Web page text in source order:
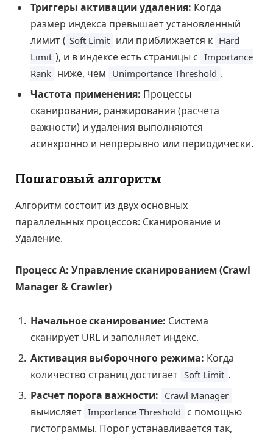
Триггеры активации удаления: Когда
размер индекса превышает установленный
лимит ( Soft Limit или приближается к Hard
Limit ), и в индексе есть страницы с Importance
Rank ниже, чем Unimportance Threshold .
Частота применения: Процессы
сканирования, ранжирования (расчета
важности) и удаления выполняются
асинхронно и непрерывно или периодически.
Пошаговый алгоритм
Алгоритм состоит из двух основных
параллельных процессов: Сканирование и
Удаление.
Процесс А: Управление сканированием (Crawl
Manager & Crawler)
Начальное сканирование: Система
сканирует URL и заполняет индекс.
Активация выборочного режима: Когда
количество страниц достигает Soft Limit .
Расчет порога важности: Crawl Manager
вычисляет Importance Threshold с помощью
гистограммы. Порог устанавливается так,